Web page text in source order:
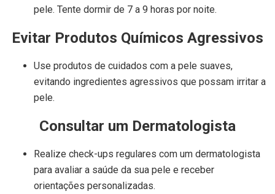
pele. Tente dormir de 7 a 9 horas por noite.
Evitar Produtos Químicos Agressivos
Use produtos de cuidados com a pele suaves,
evitando ingredientes agressivos que possam irritar a
pele.
Consultar um Dermatologista
Realize check-ups regulares com um dermatologista
para avaliar a saúde da sua pele e receber
orientações personalizadas.